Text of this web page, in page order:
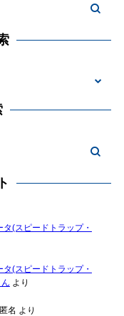
(スピードトラップ・
(スピードトラップ・
より
匿名 より